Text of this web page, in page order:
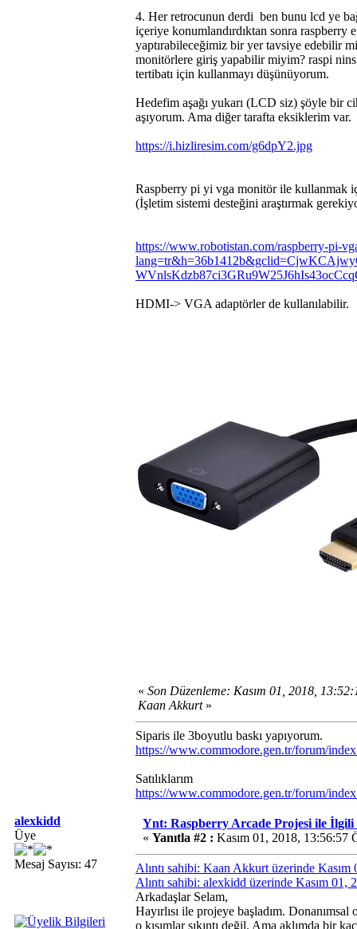
4. Her retrocunun derdi ben bunu lcd ye
içeriye konumlandırdıktan sonra
yaptırabileceğimiz bir yer tavsiye edebilir
monitörlere giriş yapabilir miyim? raspi nins
tertibatı için kullanmayı düşünüyorum.
Hedefim aşağı yukarı (LCD siz) şöyle bir
aşıyorum. Ama diğer tarafta eksiklerim var.
https://i.hizliresim.com/g6dpY2.jpg
Raspberry pi yi vga monitör ile kullanmak
(İşletim sistemi desteğini araştırmak
https://www.robotistan.com/raspberry-pi-
HDMI-> VGA adaptörler de kullanılabilir.
« Son Düzenleme: Kasım 01, 2018,
Kaan Akkurt»
Siparis ile 3boyutlu baskı yapıyorum.
https://www.commodore.gen.tr/forum/
Satılıklarım
https://www.commodore.gen.tr/forum/
alexkidd
Üye
Mesaj Sayısı: 47
Ynt: Raspberry Arcade Projesi ile İlgili
« Yanıtla #2 : Kasım 01, 2018, 13:56:57
Alıntı sahibi: Kaan Akkurt üzerinde
Alıntı sahibi: alexkidd üzerinde Kasım 01,
Arkadaşlar Selam,
Hayırlısı ile projeye başladım.
o kısımlar sıkıntı değil. Ama aklımda bir